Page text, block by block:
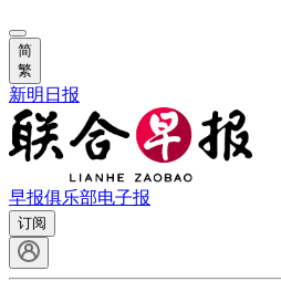
简
繁
新明日报
早报俱乐部电子报
订阅